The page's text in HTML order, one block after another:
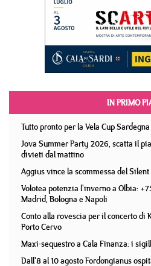
IN PRIMO
Tutto pronto per la Vela Cup
Jova Summer Party 2026, scatta il
divieti dal mattino
Aggius vince la scommessa del
Volotea potenzia l'inverno a Olbia:
Madrid, Bologna e Napoli
Conto alla rovescia per il concerto di
Porto Cervo
Maxi-sequestro a Cala Finanza: i
Dall'8 al 10 agosto Fordongianus